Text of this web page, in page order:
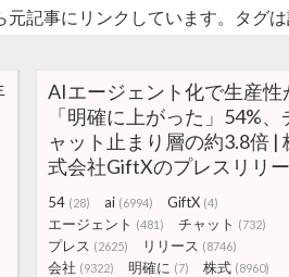
記事にリンクしています。タグ
AIエージェント化で生産性
「明確に上がった」54%、
ャット止まり層の約3.8倍 |
式会社GiftXのプレスリリ
54 (28) ai (6994) GiftX (4)
エージェント (481) チャット (732)
プレス (2625) リリース (8746)
会社 (9322) 明確に (7) 株式 (8960)